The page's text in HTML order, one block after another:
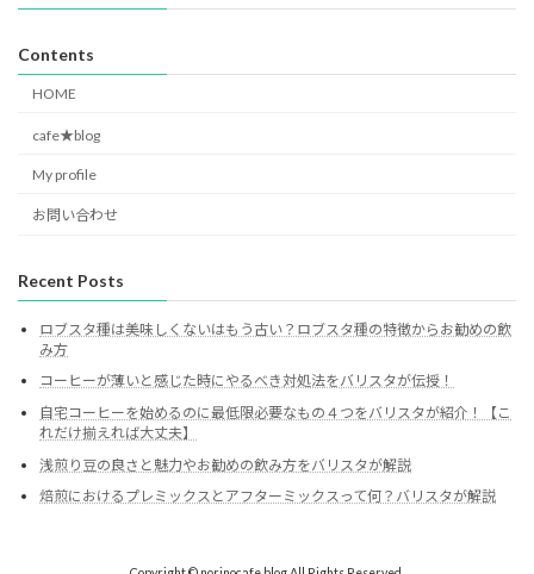
Contents
HOME
cafe★blog
My profile
お問い合わせ
Recent Posts
ロブスタ種は美味しくないはもう古い？ロブスタ種の特徴からお勧めの飲
み方
コーヒーが薄いと感じた時にやるべき対処法をバリスタが伝授！
自宅コーヒーを始めるのに最低限必要なもの４つをバリスタが紹介！【こ
れだけ揃えれば大丈夫】
浅煎り豆の良さと魅力やお勧めの飲み方をバリスタが解説
焙煎におけるプレミックスとアフターミックスって何？バリスタが解説